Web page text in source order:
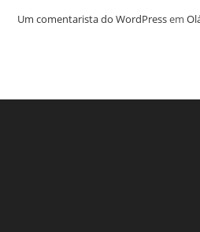
Um comentarista do WordPressem